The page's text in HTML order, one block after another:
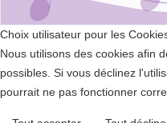
Choix utilisateur pour les
Nous utilisons des cookies afin
possibles. Si vous déclinez
pourrait ne pas fonctionner